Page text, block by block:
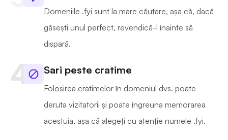
Domeniile .fyi sunt la mare căutare, așa că, dacă
găsești unul perfect, revendică-l înainte să
dispară.
Sari peste cratime
Folosirea cratimelor în domeniul dvs. poate
deruta vizitatorii și poate îngreuna memorarea
acestuia, așa că alegeți cu atenție numele .fyi.